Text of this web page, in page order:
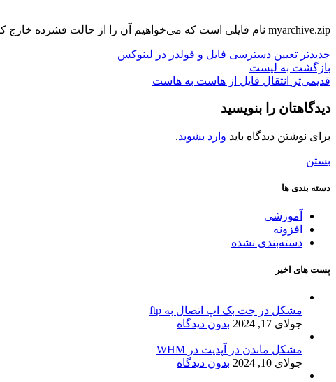
myarchive.zip نام فایلی است که می‌خواهیم آن را از حالت فشرده خارج کنیم.
جدیدتر تعیین دسترسی فایل‌ و فولدر در لینوکس
بازگشت بە لیست
قدیمی‌تر
انتقال فایل از هاست به هاست
دیدگاهتان را بنویسید
برای نوشتن دیدگاه باید وارد بشوید.
بستن
دسته بندی ها
آموزشی
افزونه
دسته‌بندی نشده
پست های اخیر
مشکل در جت بک اپ اتصال به ftp
جولای 17, 2024
بدون دیدگاه
مشکل ماندن در آپدیت در WHM
جولای 10, 2024
بدون دیدگاه